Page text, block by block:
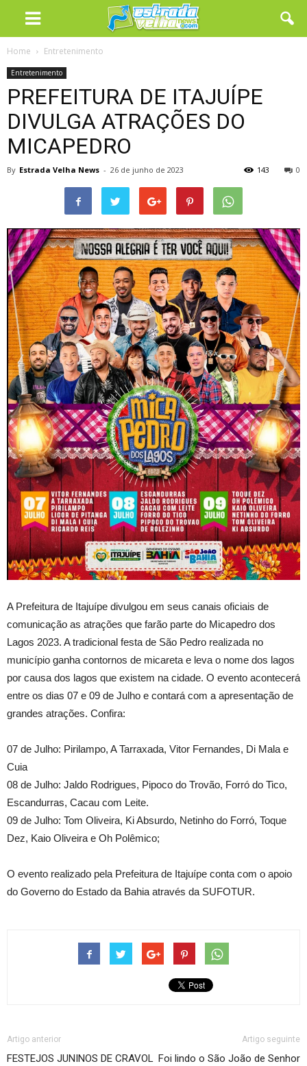
Home Entretenimento
Entretenimento
PREFEITURA DE ITAJUÍPE
DIVULGA ATRAÇÕES DO
MICAPEDRO
By Estrada Velha News - 26 de junho de 2023 0
143
A Prefeitura de Itajuípe divulgou em seus canais oficiais de
comunicação as atrações que farão parte do Micapedro dos
Lagos 2023. A tradicional festa de São Pedro realizada no
município ganha contornos de micareta e leva o nome dos lagos
por causa dos lagos que existem na cidade. O evento acontecerá
entre os dias 07 e 09 de Julho e contará com a apresentação de
grandes atrações. Confira:
07 de Julho: Pirilampo, A Tarraxada, Vitor Fernandes, Di Mala e
Cuia
08 de Julho: Jaldo Rodrigues, Pipoco do Trovão, Forró do Tico,
Escandurras, Cacau com Leite.
09 de Julho: Tom Oliveira, Ki Absurdo, Netinho do Forró, Toque
Dez, Kaio Oliveira e Oh Polêmico;
O evento realizado pela Prefeitura de Itajuípe conta com o apoio
do Governo do Estado da Bahia através da SUFOTUR.
Artigo anterior
FESTEJOS JUNINOS DE CRAVOL
Artigo seguinte
Foi lindo o São João de Senhor